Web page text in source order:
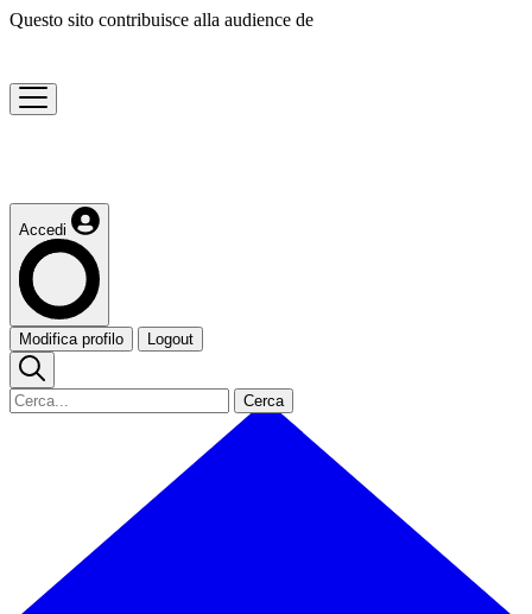
Questo sito contribuisce alla audience de
Accedi
Modifica profilo Logout
Cerca